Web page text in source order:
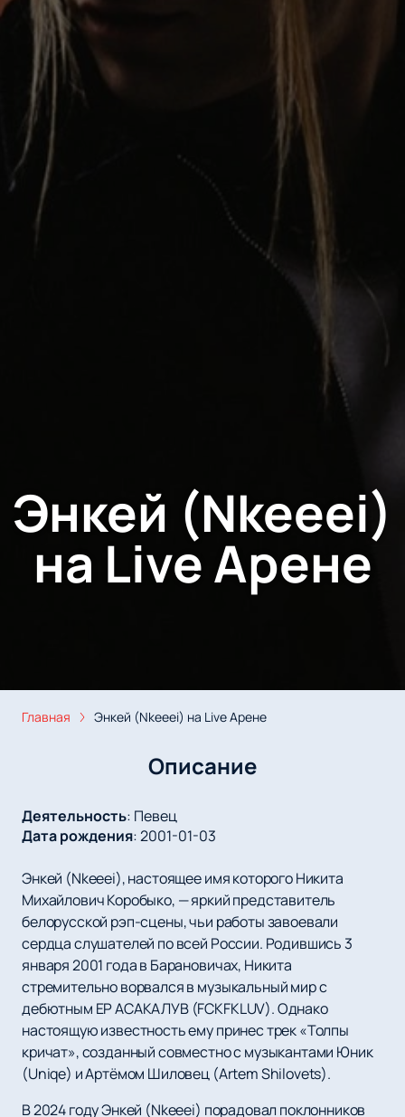
Энкей (Nkeeei)
на Live Арене
Главная Энкей (Nkeeei) на Live Арене
Описание
Деятельность: Певец
Дата рождения:2001-01-03
Энкей (Nkeeei), настоящее имя которого Никита
Михайлович Коробыко, — яркий представитель
белорусской рэп-сцены, чьи работы завоевали
сердца слушателей по всей России. Родившись 3
января 2001 года в Барановичах, Никита
стремительно ворвался в музыкальный мир с
дебютным EP АСАКАЛУВ (FCKFKLUV). Однако
настоящую известность ему принес трек «Толпы
кричат», созданный совместно с музыкантами Юник
(Uniqe) и Артёмом Шиловец (Artem Shilovets).
В 2024 году Энкей (Nkeeei) порадовал поклонников